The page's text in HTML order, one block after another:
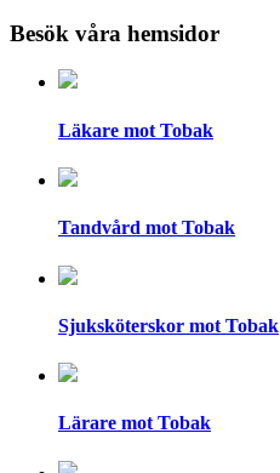
Besök våra hemsidor
Läkare mot Tobak
Tandvård mot Tobak
Sjuksköterskor mot Tobak
Lärare mot Tobak